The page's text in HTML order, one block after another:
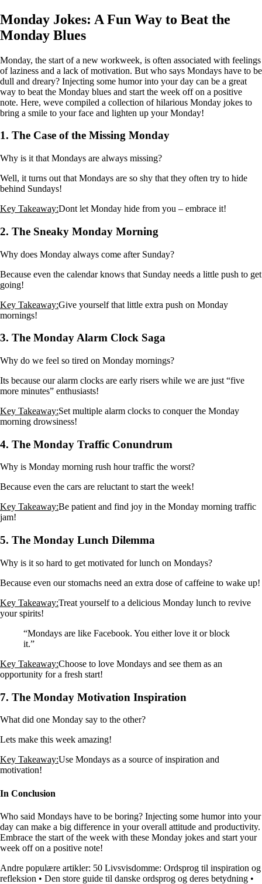
Monday Jokes: A Fun Way to Beat the
Monday Blues
Monday, the start of a new workweek, is often associated with feelings
of laziness and a lack of motivation. But who says Mondays have to be
dull and dreary? Injecting some humor into your day can be a great
way to beat the Monday blues and start the week off on a positive
note. Here, weve compiled a collection of hilarious Monday jokes to
bring a smile to your face and lighten up your Monday!
1. The Case of the Missing Monday
Why is it that Mondays are always missing?
Well, it turns out that Mondays are so shy that they often try to hide
behind Sundays!
Key Takeaway:Dont let Monday hide from you – embrace it!
2. The Sneaky Monday Morning
Why does Monday always come after Sunday?
Because even the calendar knows that Sunday needs a little push to get
going!
Key Takeaway:Give yourself that little extra push on Monday
mornings!
3. The Monday Alarm Clock Saga
Why do we feel so tired on Monday mornings?
Its because our alarm clocks are early risers while we are just “five
more minutes” enthusiasts!
Key Takeaway:Set multiple alarm clocks to conquer the Monday
morning drowsiness!
4. The Monday Traffic Conundrum
Why is Monday morning rush hour traffic the worst?
Because even the cars are reluctant to start the week!
Key Takeaway:Be patient and find joy in the Monday morning traffic
jam!
5. The Monday Lunch Dilemma
Why is it so hard to get motivated for lunch on Mondays?
Because even our stomachs need an extra dose of caffeine to wake up!
Key Takeaway:Treat yourself to a delicious Monday lunch to revive
your spirits!
“Mondays are like Facebook. You either love it or block
it.”
Key Takeaway:Choose to love Mondays and see them as an
opportunity for a fresh start!
7. The Monday Motivation Inspiration
What did one Monday say to the other?
Lets make this week amazing!
Key Takeaway:Use Mondays as a source of inspiration and
motivation!
In Conclusion
Who said Mondays have to be boring? Injecting some humor into your
day can make a big difference in your overall attitude and productivity.
Embrace the start of the week with these Monday jokes and start your
week off on a positive note!
Andre populære artikler: 50 Livsvisdomme: Ordsprog til inspiration og
refleksion • Den store guide til danske ordsprog og deres betydning •